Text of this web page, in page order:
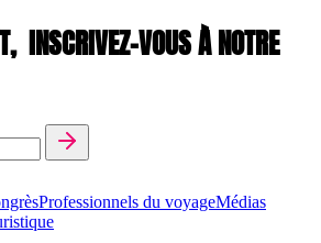
INSCRIVEZ-VOUS À NOTRE
Professionnels du voyageMédias